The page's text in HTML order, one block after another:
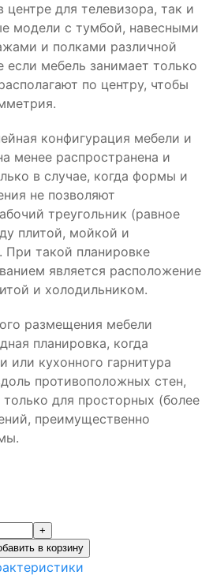
центре для телевизора, так и
модели с тумбой, навесными
и полками различной
если мебель занимает только
по центру, чтобы
конфигурация мебели и
менее распространена и
в случае, когда формы и
не позволяют
треугольник (равное
плитой, мойкой и
При такой планировке
является расположение
и холодильником.
размещения мебели
планировка, когда
или кухонного гарнитура
противоположных стен,
для просторных (более
преимущественно
+
в корзину